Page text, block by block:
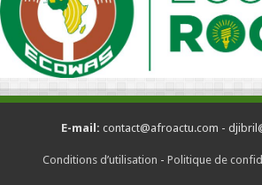
E-mail: contact@afroactu.com -
Conditions d’utilisation - Politique de